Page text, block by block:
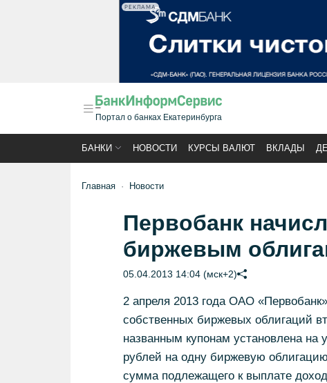
РЕКЛАМА
Портал о банках Екатеринбурга
БАНКИ НОВОСТИ КУРСЫ ВАЛЮТ ВКЛАДЫ
Главная Новости
Первобанк
биржевым
05.04.2013 14:04 (мск+2)
2 апреля 2013 года ОАО
собственных биржевых облигаций
названным купонам установлена на
рублей на одну биржевую
сумма подлежащего к выплате